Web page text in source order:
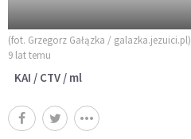
(fot. Grzegorz Gałązka / galazka.jezuici.pl)
9 lat temu
KAI / CTV / ml